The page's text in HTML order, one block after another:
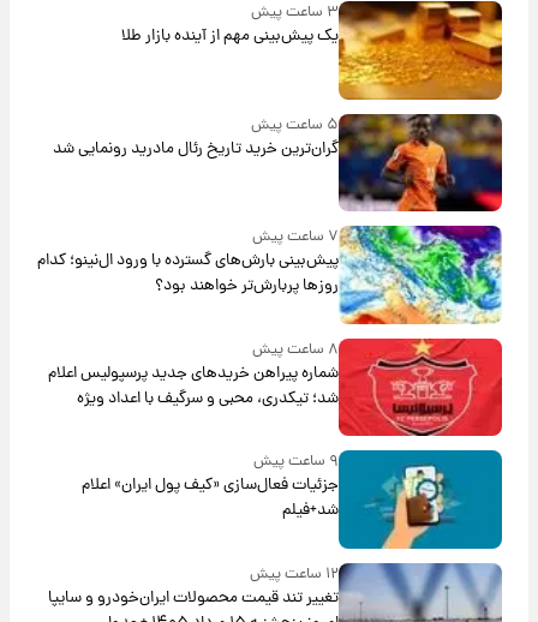
۳ ساعت پیش
یک پیش‌بینی مهم از آینده بازار طلا
۵ ساعت پیش
گران‌ترین خرید تاریخ رئال مادرید رونمایی شد
۷ ساعت پیش
پیش‌بینی بارش‌های گسترده با ورود ال‌نینو؛ کدام
روزها پربارش‌تر خواهند بود؟
۸ ساعت پیش
شماره پیراهن خریدهای جدید پرسپولیس اعلام
شد؛ تیکدری، محبی و سرگیف با اعداد ویژه
۹ ساعت پیش
جزئیات فعال‌سازی «کیف پول ایران» اعلام
شد+فیلم
۱۲ ساعت پیش
تغییر تند قیمت محصولات ایران‌خودرو و سایپا